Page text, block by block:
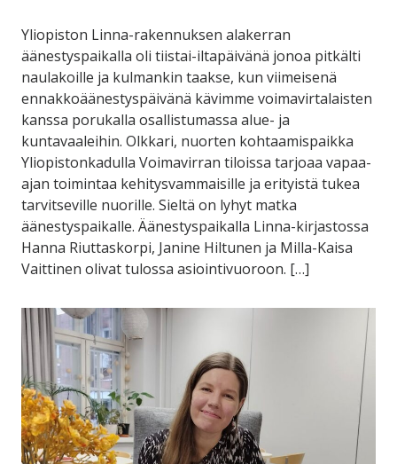
Yliopiston Linna-rakennuksen alakerran
äänestyspaikalla oli tiistai-iltapäivänä jonoa pitkälti
naulakoille ja kulmankin taakse, kun viimeisenä
ennakkoäänestyspäivänä kävimme voimavirtalaisten
kanssa porukalla osallistumassa alue- ja
kuntavaaleihin. Olkkari, nuorten kohtaamispaikka
Yliopistonkadulla Voimavirran tiloissa tarjoaa vapaa-
ajan toimintaa kehitysvammaisille ja erityistä tukea
tarvitseville nuorille. Sieltä on lyhyt matka
äänestyspaikalle. Äänestyspaikalla Linna-kirjastossa
Hanna Riuttaskorpi, Janine Hiltunen ja Milla-Kaisa
Vaittinen olivat tulossa asiointivuoroon. […]